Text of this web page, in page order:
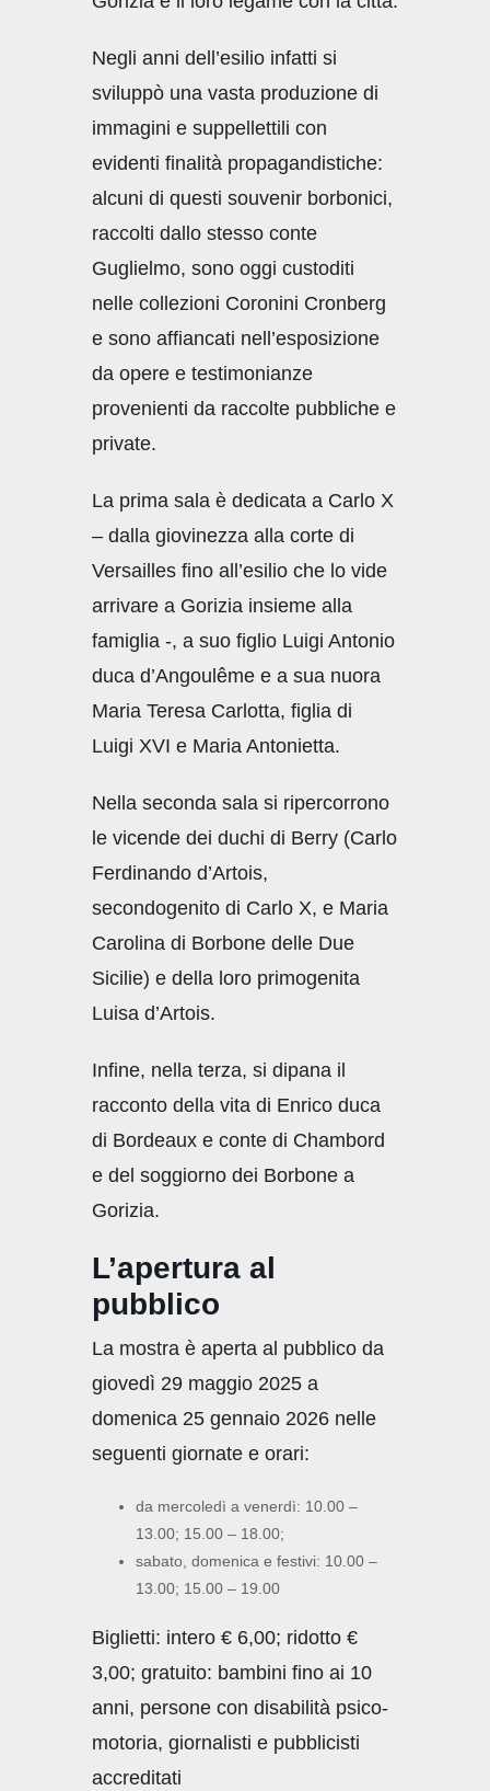
Negli anni dell’esilio infatti si
sviluppò una vasta produzione di
immagini e suppellettili con
evidenti finalità propagandistiche:
alcuni di questi souvenir borbonici,
raccolti dallo stesso conte
Guglielmo, sono oggi custoditi
nelle collezioni Coronini Cronberg
e sono affiancati nell’esposizione
da opere e testimonianze
provenienti da raccolte pubbliche e
private.
La prima sala è dedicata a Carlo X
– dalla giovinezza alla corte di
Versailles fino all’esilio che lo vide
arrivare a Gorizia insieme alla
famiglia -, a suo figlio Luigi Antonio
duca d’Angoulême e a sua nuora
Maria Teresa Carlotta, figlia di
Luigi XVI e Maria Antonietta.
Nella seconda sala si ripercorrono
le vicende dei duchi di Berry (Carlo
Ferdinando d’Artois,
secondogenito di Carlo X, e Maria
Carolina di Borbone delle Due
Sicilie) e della loro primogenita
Luisa d’Artois.
Infine, nella terza, si dipana il
racconto della vita di Enrico duca
di Bordeaux e conte di Chambord
e del soggiorno dei Borbone a
Gorizia.
L’apertura al
pubblico
La mostra è aperta al pubblico da
giovedì 29 maggio 2025 a
domenica 25 gennaio 2026 nelle
seguenti giornate e orari:
da mercoledì a venerdì: 10.00 –
13.00; 15.00 – 18.00;
sabato, domenica e festivi: 10.00 –
13.00; 15.00 – 19.00
Biglietti: intero € 6,00; ridotto €
3,00; gratuito: bambini fino ai 10
anni, persone con disabilità psico-
motoria, giornalisti e pubblicisti
accreditati